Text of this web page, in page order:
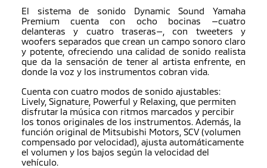
El sistema de sonido Dynamic Sound Yamaha
Premium cuenta con ocho bocinas —cuatro
delanteras y cuatro traseras—, con tweeters y
woofers separados que crean un campo sonoro claro
y potente, ofreciendo una calidad de sonido realista
que da la sensación de tener al artista enfrente, en
donde la voz y los instrumentos cobran vida.
Cuenta con cuatro modos de sonido ajustables:
Lively, Signature, Powerful y Relaxing, que permiten
disfrutar la música con ritmos marcados y percibir
los tonos originales de los instrumentos. Además, la
función original de Mitsubishi Motors, SCV (volumen
compensado por velocidad), ajusta automáticamente
el volumen y los bajos según la velocidad del
vehículo.